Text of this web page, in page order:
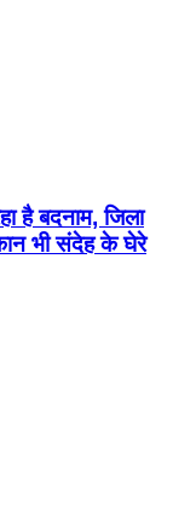
है बदनाम, जिला
भी संदेह के घेरे